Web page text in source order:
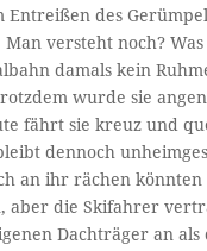
Entreißen des
versteht noch?
damals kein
wurde sie
fährt sie kreuz und
dennoch
an ihr rächen
aber die Skifahrer
Dachträger an als